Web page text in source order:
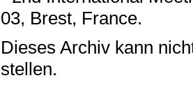
03, Brest, France.
Dieses Archiv kann
stellen.